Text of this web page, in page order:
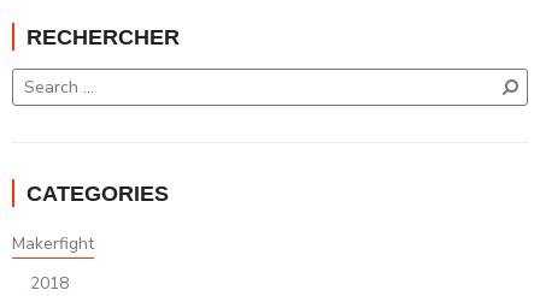
RECHERCHER
CATEGORIES
Makerfight
2018